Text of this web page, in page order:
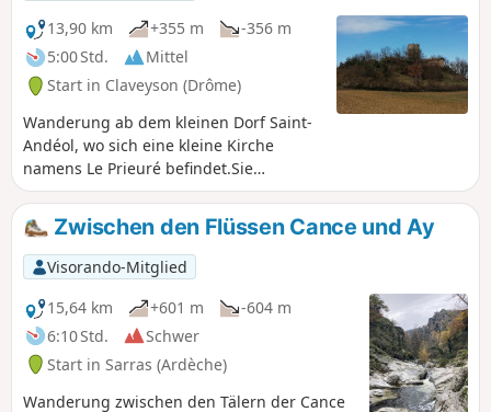
13,90 km
+355 m
-356 m
5:00 Std.
Mittel
Start in Claveyson (Drôme)
Wanderung ab dem kleinen Dorf Saint-
Andéol, wo sich eine kleine Kirche
namens Le Prieuré befindet.Sie
wandern bergauf bis zum Turm von
Ratières, wo Sie für Ihren Aufstieg mit
einem herrlichen 360°-Blick auf die
Alpen und den Vercors im Osten sowie
auf das Pilat-Massiv und die Berge der
Ardèche im Westen belohnt werden.
Zwischen den Flüssen Cance und Ay
Visorando-Mitglied
15,64 km
+601 m
-604 m
6:10 Std.
Schwer
Start in Sarras (Ardèche)
Wanderung zwischen den Tälern der Cance